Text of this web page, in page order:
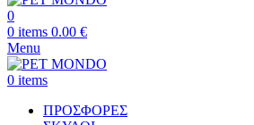
0
0 items 0.00 €
Menu
0 items
ΠΡΟΣΦΟΡΕΣ